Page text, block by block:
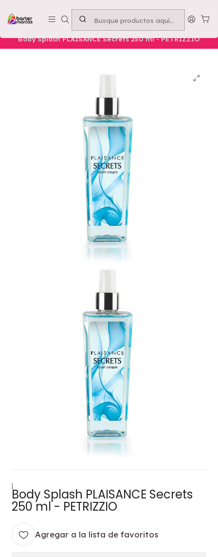
Emprende con nosotros -Compra mínima $50.000
Nuestros Productos Belleza Cuerpo
Body Splash PLAISANCE Secrets 250 ml - PETRIZZIO
|
Body Splash PLAISANCE Secrets
250 ml - PETRIZZIO
Agregar a la lista de favoritos